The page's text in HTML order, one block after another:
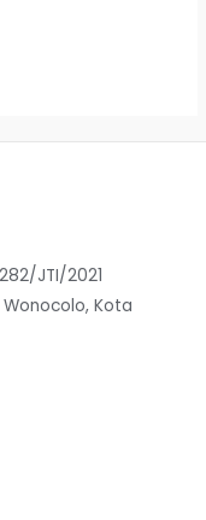
JTI/2021
Kota